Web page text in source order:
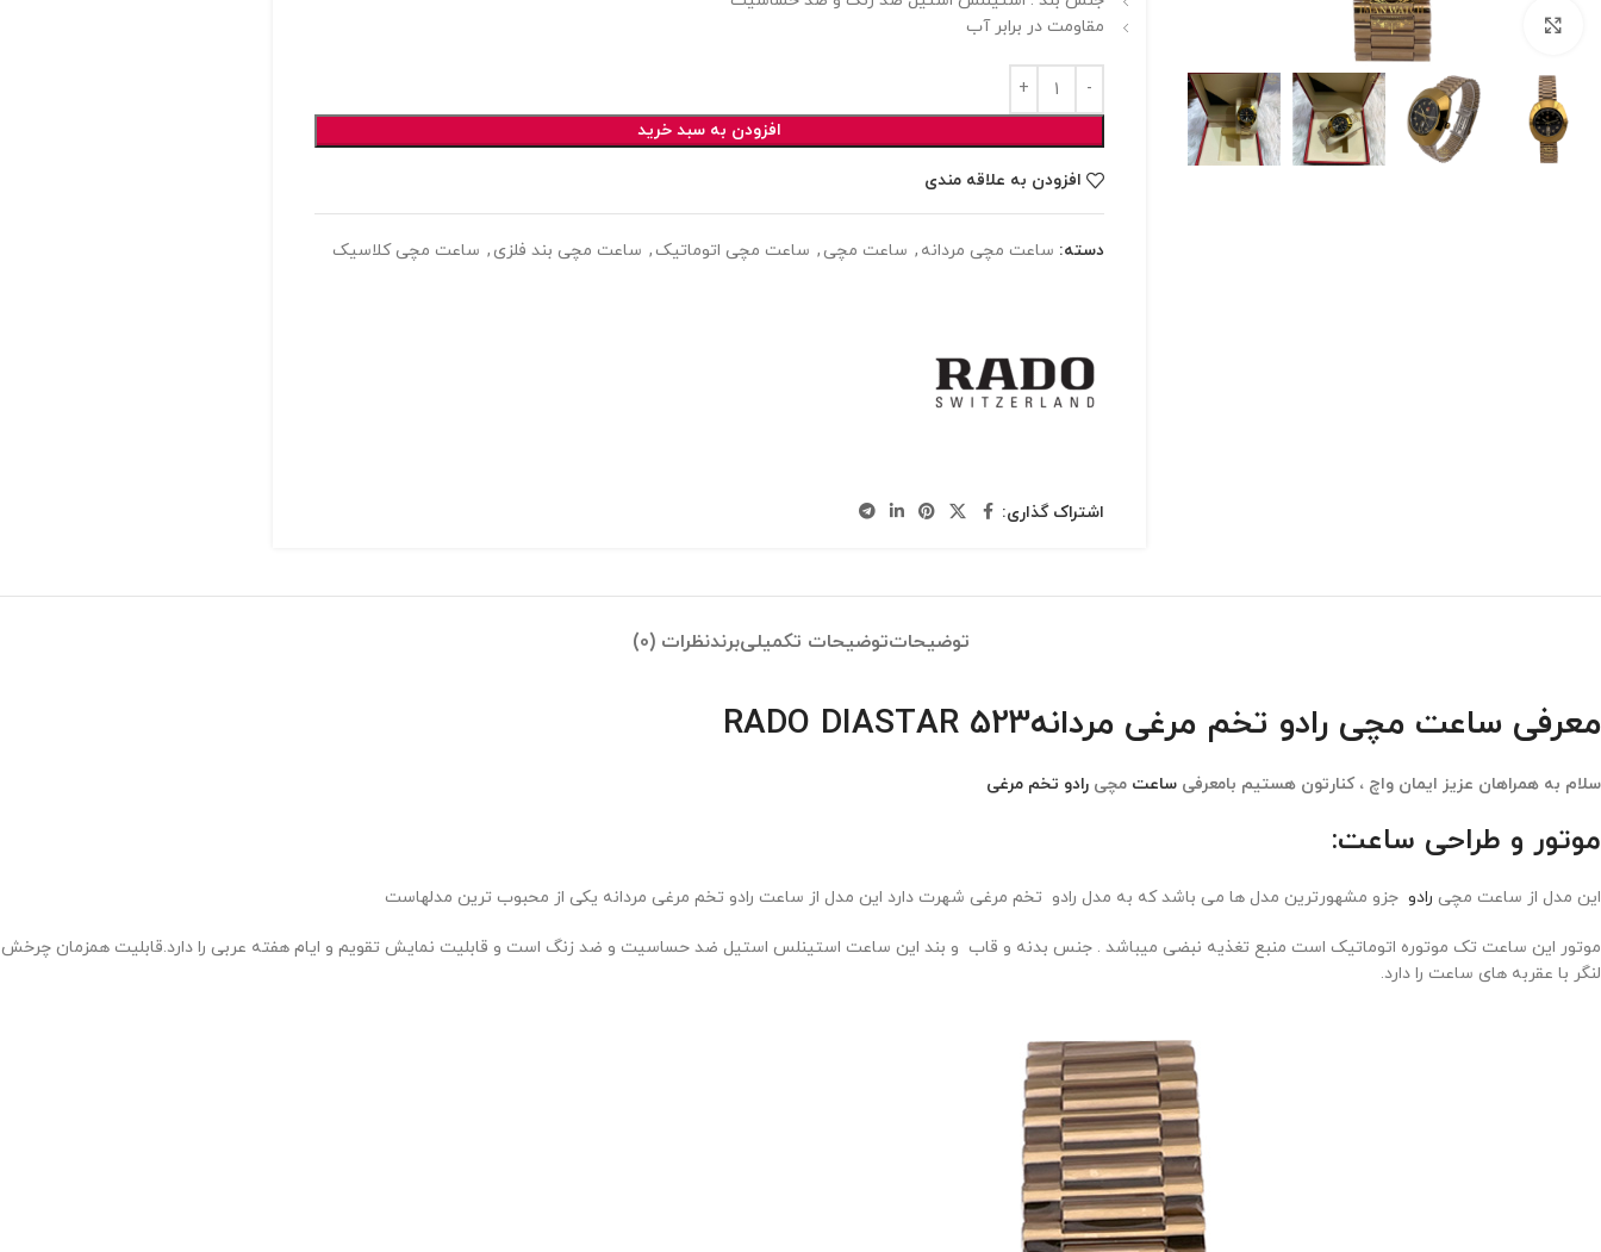
برای بزرگنمایی کلیک کنید
مقاومت در برابر آب
افزودن به سبد خرید
افزودن به علاقه مندی
دسته: ساعت مچی مردانه , ساعت مچی , ساعت مچی اتوماتیک , ساعت مچی بند فلزی , ساعت مچی کلاسیک
اشتراک گذاری:
توضیحاتتوضیحات تکمیلیبرندنظرات (0)
معرفی ساعت مچی رادو تخم مرغی مردانهRADO DIASTAR 523
سلام به همراهان عزیز ایمان واچ ، کنارتون هستیم بامعرفی ساعت مچی رادو تخم مرغی
موتور و طراحی ساعت:
این مدل از ساعت مچی رادو جزو مشهورترین مدل ها می باشد که به مدل رادو تخم مرغی شهرت دارد این مدل از ساعت رادو تخم مرغی مردانه یکی از محبوب ترین مدلهاست
موتور این ساعت تک موتوره اتوماتیک است منبع تغذیه نبضی میباشد . جنس بدنه و قاب و بند این ساعت استینلس استیل ضد حساسیت و ضد زنگ است و قابلیت نمایش تقویم و ایام هفته عربی را دارد.قابلیت همزمان چرخش
لنگر با عقربه های ساعت را دارد.